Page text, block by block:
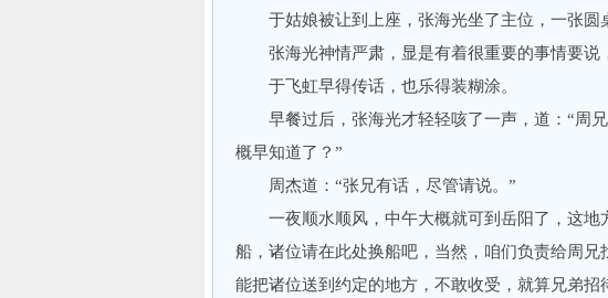
于姑娘被让到上座，张海光坐了主位，一张圆
张海光神情严肃，显是有着很重要的事情要说
于飞虹早得传话，也乐得装糊涂。
早餐过后，张海光才轻轻咳了一声，道：“周兄
概早知道了？”
周杰道：“张兄有话，尽管请说。”
一夜顺水顺风，中午大概就可到岳阳了，这地
船，诸位请在此处换船吧，当然，咱们负责给周
能把诸位送到约定的地方，不敢收受，就算兄弟